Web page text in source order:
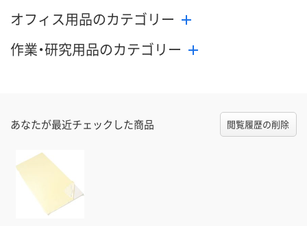
オフィス用品のカテゴリー
作業・研究用品のカテゴリー
あなたが最近チェックした商品 閲覧履歴の削除